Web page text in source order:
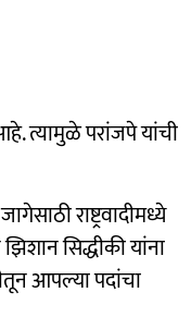
त्यामुळे परांजपे यांची
राष्ट्रवादीमध्ये
सिद्धीकी यांना
आपल्या पदांचा